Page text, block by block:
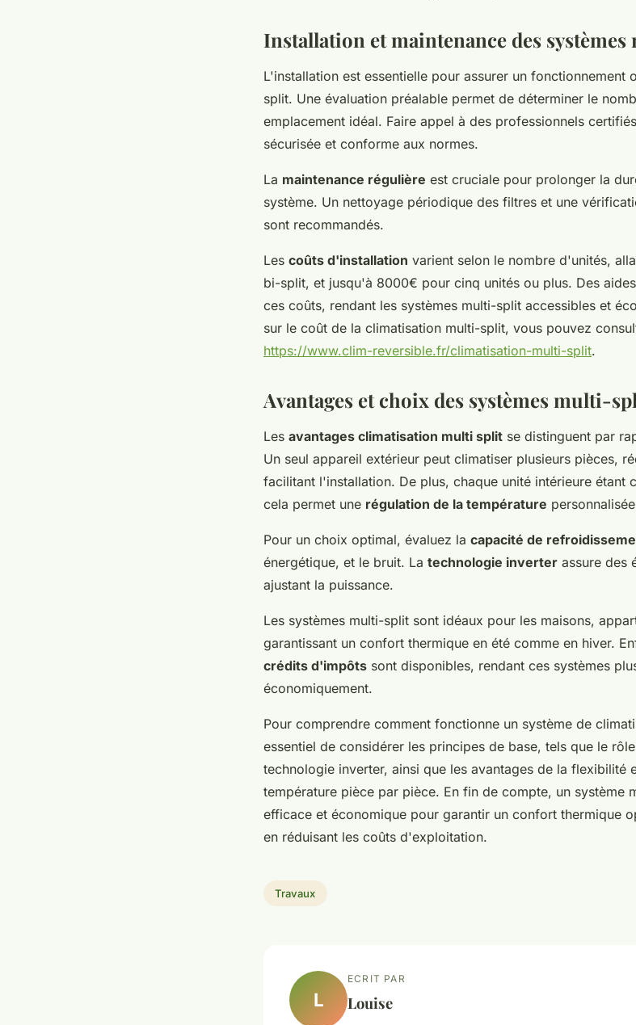
Installation et maintenance des
L'installation est essentielle pour assurer un fonctionnement
split. Une évaluation préalable permet de déterminer le
emplacement idéal. Faire appel à des professionnels
sécurisée et conforme aux normes.
La maintenance régulière est cruciale pour prolonger la
système. Un nettoyage périodique des filtres et une
sont recommandés.
Les coûts d'installation varient selon le nombre d'unités,
bi-split, et jusqu'à 8000€ pour cinq unités ou plus. Des
ces coûts, rendant les systèmes multi-split accessibles et
sur le coût de la climatisation multi-split, vous pouvez
https://www.clim-reversible.fr/climatisation-multi-split.
Avantages et choix des systèmes multi-
Les avantages climatisation multi split se distinguent par
Un seul appareil extérieur peut climatiser plusieurs pièces,
facilitant l'installation. De plus, chaque unité intérieure étant
cela permet une régulation de la température
Pour un choix optimal, évaluez la capacité de
énergétique, et le bruit. La technologie inverter assure des
ajustant la puissance.
Les systèmes multi-split sont idéaux pour les maisons,
garantissant un confort thermique en été comme en hiver.
crédits d'impôts sont disponibles, rendant ces systèmes
économiquement.
Pour comprendre comment fonctionne un système de
essentiel de considérer les principes de base, tels que le
technologie inverter, ainsi que les avantages de la flexibilité
température pièce par pièce. En fin de compte, un système
efficace et économique pour garantir un confort thermique
en réduisant les coûts d'exploitation.
Travaux
L
ECRIT PAR
Louise